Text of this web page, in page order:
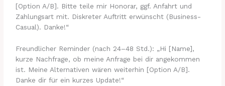
[Option A/B]. Bitte teile mir Honorar, ggf. Anfahrt und
Zahlungsart mit. Diskreter Auftritt erwünscht (Business-
Casual). Danke!“
Freundlicher Reminder (nach 24–48 Std.): „Hi [Name],
kurze Nachfrage, ob meine Anfrage bei dir angekommen
ist. Meine Alternativen wären weiterhin [Option A/B].
Danke dir für ein kurzes Update!“